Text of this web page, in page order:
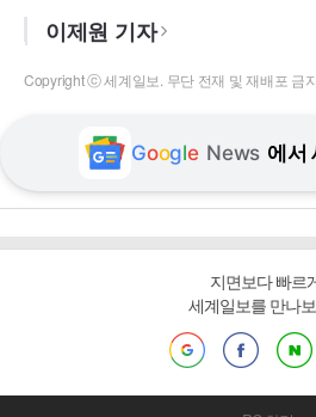
이제원 기자
Copyright ⓒ 세계일보. 무단 전재 및 재배포 금지
Google News 에서
지면보다 빠르
세계일보를 만나